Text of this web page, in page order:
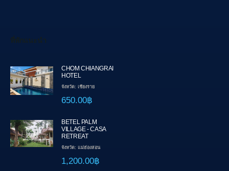
ที่พักแนะนำ
CHOM CHIANGRAI
HOTEL
จังหวัด: เชียงราย
650.00฿
BETEL PALM
VILLAGE - CASA
RETREAT
จังหวัด: แม่ฮ่องสอน
1,200.00฿